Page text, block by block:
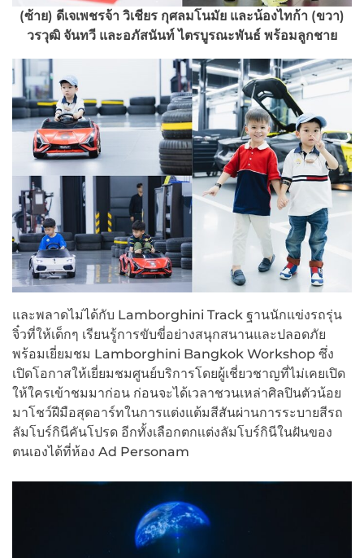
(ซ้าย) ดีเจเพชรจ้า วิเชียร กุศลมโนมัย และน้องไทก้า (ขวา)
วรวุฒิ จันทวี และอภัสนันท์ ไตรบูรณะพันธ์ พร้อมลูกชาย
และพลาดไม่ได้กับ Lamborghini Track ฐานนักแข่งรถรุ่น
จิ๋วที่ให้เด็กๆ เรียนรู้การขับขี่อย่างสนุกสนานและปลอดภัย
พร้อมเยี่ยมชม Lamborghini Bangkok Workshop ซึ่ง
เปิดโอกาสให้เยี่ยมชมศูนย์บริการโดยผู้เชี่ยวชาญที่ไม่เคยเปิด
ให้ใครเข้าชมมาก่อน ก่อนจะได้เวลาชวนเหล่าศิลปินตัวน้อย
มาโชว์ฝีมือสุดอาร์ทในการแต่งแต้มสีสันผ่านการระบายสีรถ
ลัมโบร์กินีคันโปรด อีกทั้งเลือกตกเเต่งลัมโบร์กินีในฝันของ
ตนเองได้ที่ห้อง Ad Personam